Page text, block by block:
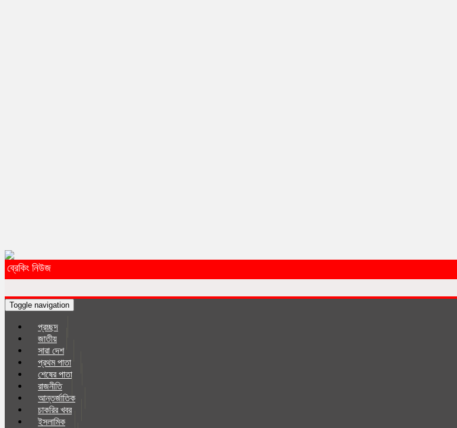
ব্রেকিং নিউজ
Toggle navigation
প্রচ্ছদ
জাতীয়
সারা দেশ
প্রথম পাতা
শেষের পাতা
রাজনীতি
আন্তর্জাতিক
চাকরির খবর
ইসলা‌মিক